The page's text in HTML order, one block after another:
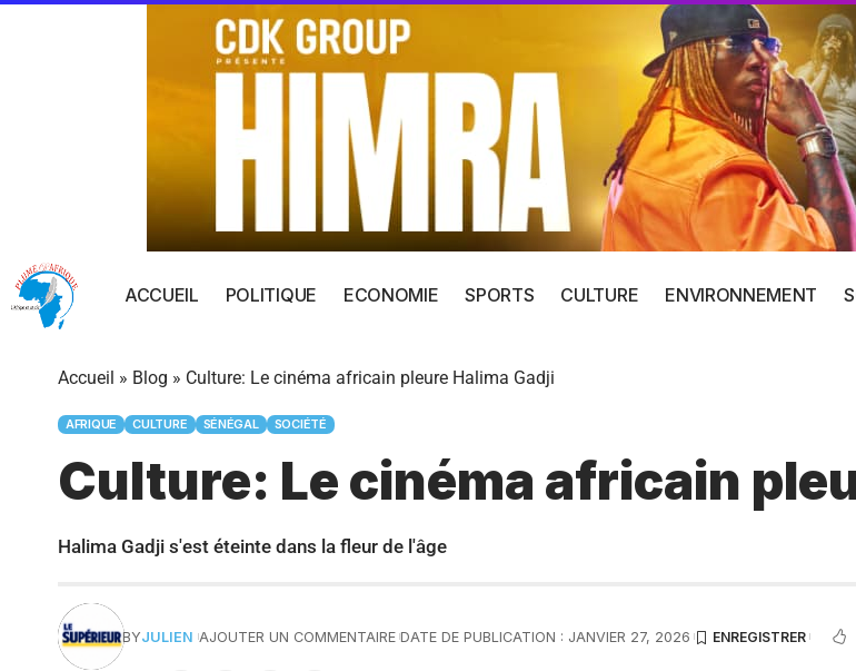
ACCUEIL POLITIQUE ECONOMIE SPORTS CULTURE ENVIRONNEMENT
Accueil » Blog » Culture: Le cinéma africain pleure Halima Gadji
AFRIQUE CULTURE SÉNÉGAL SOCIÉTÉ
Culture: Le cinéma africain
Halima Gadji s'est éteinte dans la fleur de l'âge
BYJULIEN AJOUTER UN COMMENTAIRE DATE DE PUBLICATION : JANVIER 27, 2026